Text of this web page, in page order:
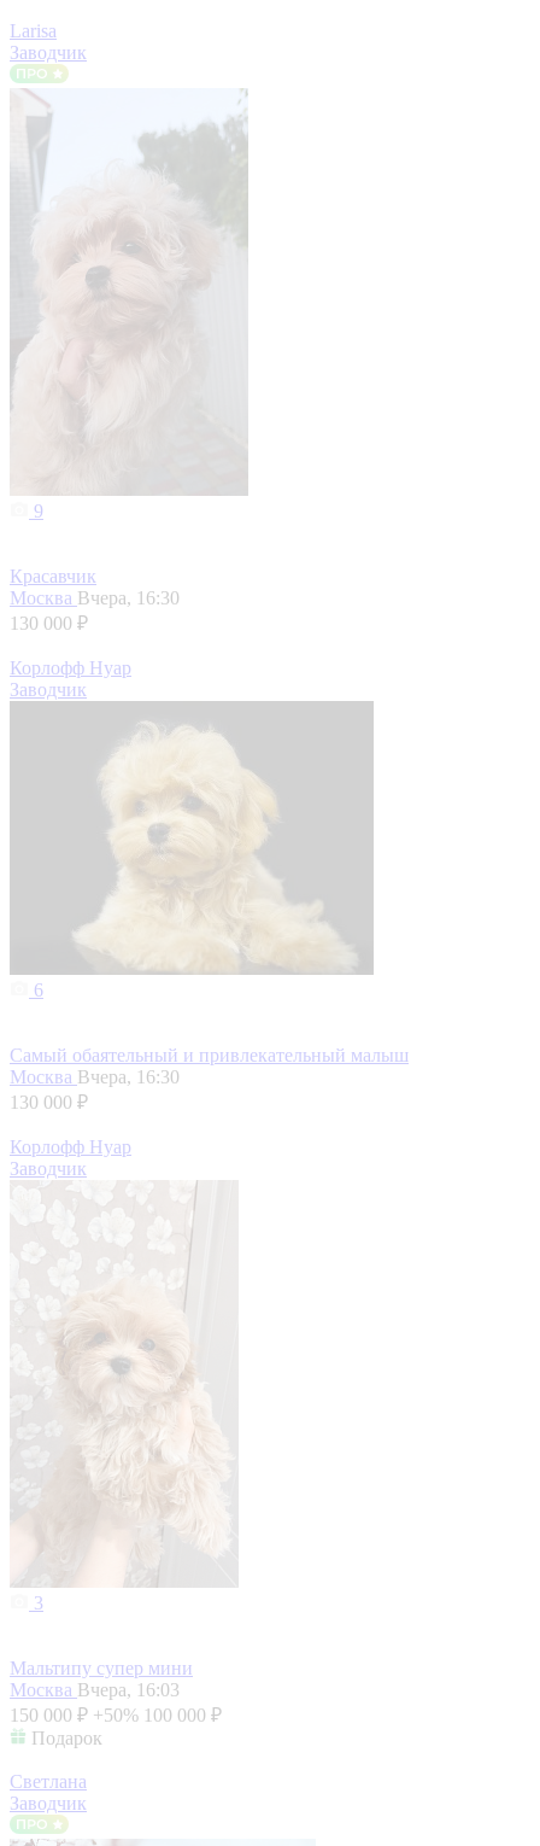
Larisa
Заводчик
9
Красавчик
Москва Вчера, 16:30
130 000 ₽
Корлофф Нуар
Заводчик
6
Самый обаятельный и привлекательный малыш
Москва Вчера, 16:30
130 000 ₽
Корлофф Нуар
Заводчик
3
Мальтипу супер мини
Москва Вчера, 16:03
150 000 ₽ +50% 100 000 ₽
Подарок
Светлана
Заводчик